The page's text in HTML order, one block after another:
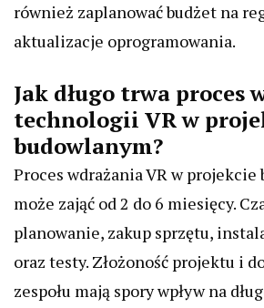
również zaplanować budżet na
aktualizacje oprogramowania.
Jak długo trwa proces
technologii VR w
budowlanym?
Proces wdrażania VR w projekcie
może zająć od 2 do 6 miesięcy.
planowanie, zakup sprzętu,
oraz testy. Złożoność projektu i
zespołu mają spory wpływ na